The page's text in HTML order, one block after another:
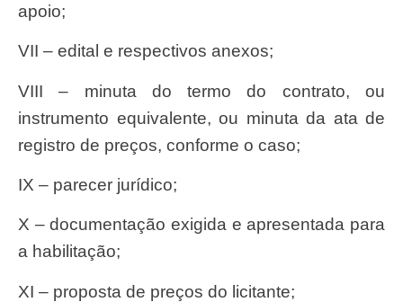
apoio;
VII – edital e respectivos anexos;
VIII – minuta do termo do contrato, ou
instrumento equivalente, ou minuta da ata de
registro de preços, conforme o caso;
IX – parecer jurídico;
X – documentação exigida e apresentada para
a habilitação;
XI – proposta de preços do licitante;